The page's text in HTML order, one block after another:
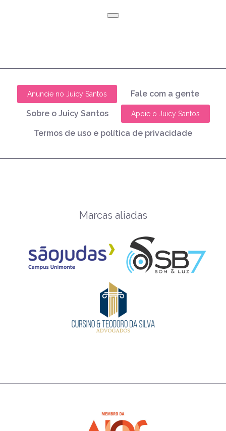
Anuncie no Juicy Santos Fale com a gente
Sobre o Juicy Santos Apoie o Juicy Santos
Termos de uso e política de privacidade
Marcas aliadas